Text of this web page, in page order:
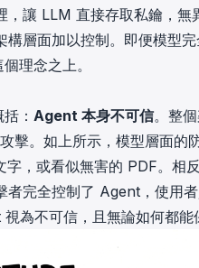
讓 LLM 直接存取私鑰，
層面加以控制。即便模型
理念之上。
： Agent 本身不可信。整
擊。如上所示，模型層面的
，或看似無害的 PDF。相
完全控制了 Agent，使用
不可信，且無論如何都能